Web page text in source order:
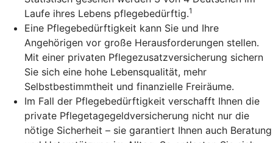
Laufe ihres Lebens pflegebedürftig.1
Eine Pflegebedürftigkeit kann Sie und Ihre
Angehörigen vor große Herausforderungen stellen.
Mit einer privaten Pflegezusatzversicherung sichern
Sie sich eine hohe Lebensqualität, mehr
Selbstbestimmtheit und finanzielle Freiräume.
Im Fall der Pflegebedürftigkeit verschafft Ihnen die
private Pflegetagegeldversicherung nicht nur die
nötige Sicherheit – sie garantiert Ihnen auch Beratung